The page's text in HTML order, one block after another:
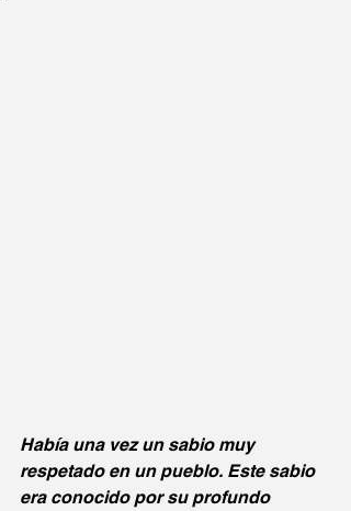
Había una vez un sabio muy
respetado en un pueblo. Este sabio
era conocido por su profundo